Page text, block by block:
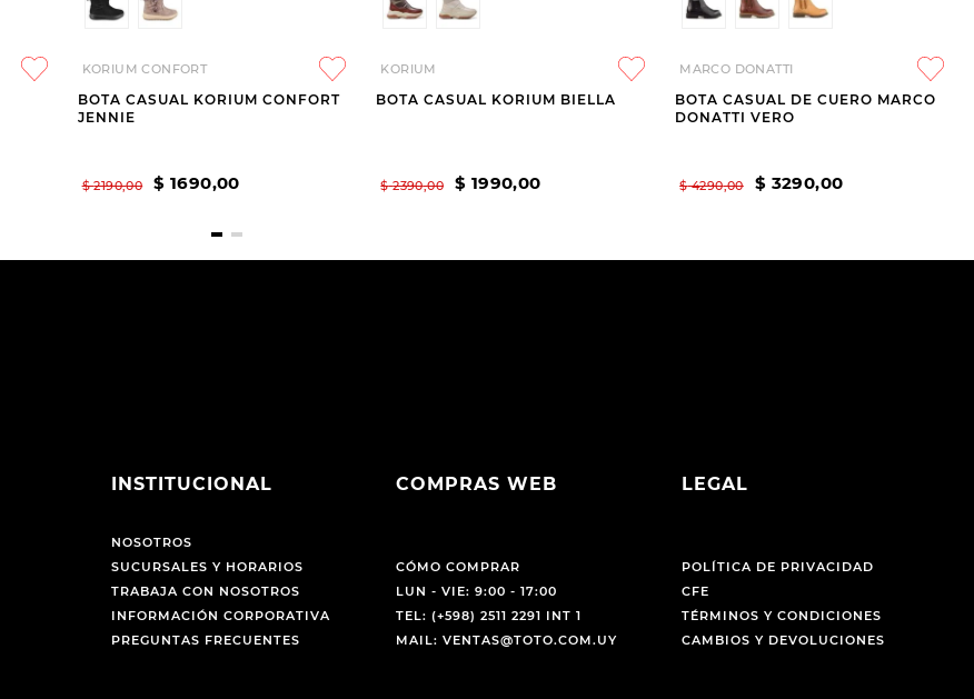
KORIUM CONFORT
BOTA CASUAL KORIUM CONFORT
JENNIE
$ 2190,00 $ 1690,00
KORIUM
BOTA CASUAL KORIUM BIELLA
$ 2390,00 $ 1990,00
MARCO DONATTI
BOTA CASUAL DE CUERO MARCO
DONATTI VERO
$ 4290,00 $ 3290,00
INSTITUCIONAL
NOSOTROS
SUCURSALES Y HORARIOS
TRABAJA CON NOSOTROS
INFORMACIÓN CORPORATIVA
PREGUNTAS FRECUENTES
COMPRAS WEB
CÓMO COMPRAR
LUN - VIE: 9:00 - 17:00
TEL: (+598) 2511 2291 INT 1
MAIL: VENTAS@TOTO.COM.UY
LEGAL
POLÍTICA DE PRIVACIDAD
CFE
TÉRMINOS Y CONDICIONES
CAMBIOS Y DEVOLUCIONES